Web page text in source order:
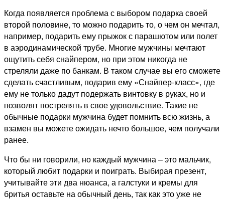
Когда появляется проблема с выбором подарка своей
второй половине, то можно подарить то, о чем он мечтал,
например, подарить ему прыжок с парашютом или полет
в аэродинамической трубе. Многие мужчины мечтают
ощутить себя снайпером, но при этом никогда не
стреляли даже по банкам. В таком случае вы его сможете
сделать счастливым, подарив ему «Снайпер-класс», где
ему не только дадут подержать винтовку в руках, но и
позволят пострелять в свое удовольствие. Такие не
обычные подарки мужчина будет помнить всю жизнь, а
взамен вы можете ожидать нечто большое, чем получали
ранее.
Что бы ни говорили, но каждый мужчина – это мальчик,
который любит подарки и поиграть. Выбирая презент,
учитывайте эти два нюанса, а галстуки и кремы для
бритья оставьте на обычный день, так как это уже не